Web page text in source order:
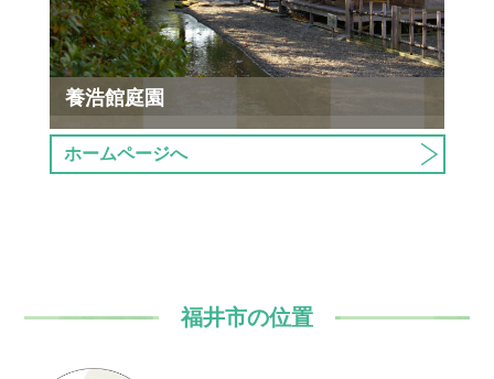
養浩館庭園
ホームページへ
福井市の位置